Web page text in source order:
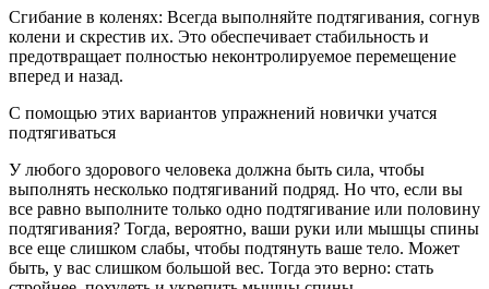
Сгибание в коленях: Всегда выполняйте подтягивания, согнув
колени и скрестив их. Это обеспечивает стабильность и
предотвращает полностью неконтролируемое перемещение
вперед и назад.
С помощью этих вариантов упражнений новички учатся
подтягиваться
У любого здорового человека должна быть сила, чтобы
выполнять несколько подтягиваний подряд. Но что, если вы
все равно выполните только одно подтягивание или половину
подтягивания? Тогда, вероятно, ваши руки или мышцы спины
все еще слишком слабы, чтобы подтянуть ваше тело. Может
быть, у вас слишком большой вес. Тогда это верно: стать